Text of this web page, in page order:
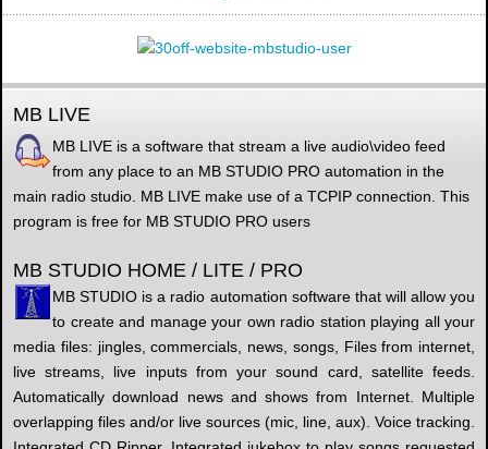
MB LIVE
MB LIVE is a software that stream a live audio\video feed
from any place to an MB STUDIO PRO automation in the
main radio studio. MB LIVE make use of a TCPIP connection. This
program is free for MB STUDIO PRO users
MB STUDIO HOME / LITE / PRO
MB STUDIO is a radio automation software that will allow you
to create and manage your own radio station playing all your
media files: jingles, commercials, news, songs, Files from internet,
live streams, live inputs from your sound card, satellite feeds.
Automatically download news and shows from Internet. Multiple
overlapping files and/or live sources (mic, line, aux). Voice tracking.